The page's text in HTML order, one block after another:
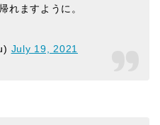
れますように。
July 19, 2021